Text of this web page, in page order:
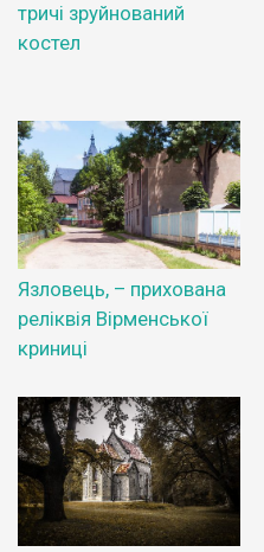
тричі зруйнований
костел
Язловець, – прихована
реліквія Вірменської
криниці